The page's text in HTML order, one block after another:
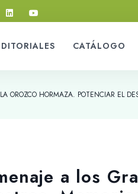
CATÁLOGO
OROZCO HORMAZA. POTENCIAR EL
a los